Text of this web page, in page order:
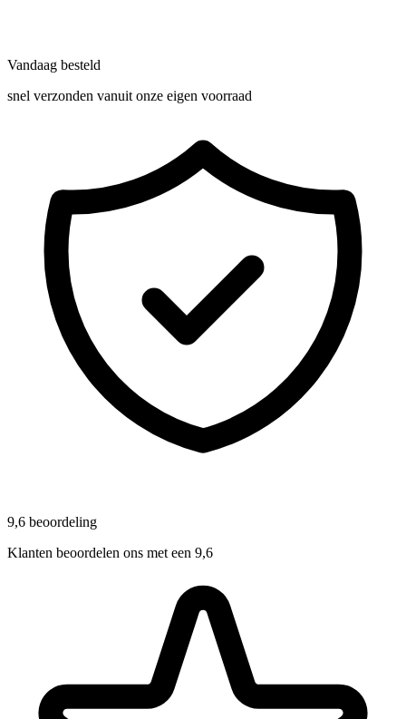
Vandaag besteld
snel verzonden vanuit onze eigen voorraad
9,6 beoordeling
Klanten beoordelen ons met een 9,6